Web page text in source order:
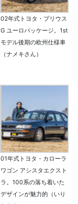
02年式トヨタ・プリウス
G ユーロパッケージ。1st
モデル後期の欧州仕様車
（ナメキさん）
01年式トヨタ・カローラ
ワゴン アシスタエクスト
ラ。100系の落ち着いた
デザインが魅力的（いり